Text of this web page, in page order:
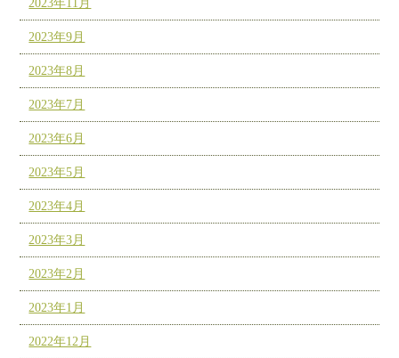
2023年11月
2023年9月
2023年8月
2023年7月
2023年6月
2023年5月
2023年4月
2023年3月
2023年2月
2023年1月
2022年12月